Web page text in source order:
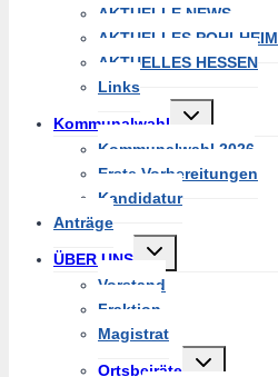
AKTUELLE NEWS
AKTUELLES POHLHEIM
AKTUELLES HESSEN
Links
Kommunalwahl
Untermenü
umschalten
Kommunalwahl 2026
Erste Vorbereitungen
Kandidatur
Anträge
ÜBER UNS
Untermenü
Vorstand
Fraktion
Magistrat
Ortsbeiräte
Untermenü
umschalten